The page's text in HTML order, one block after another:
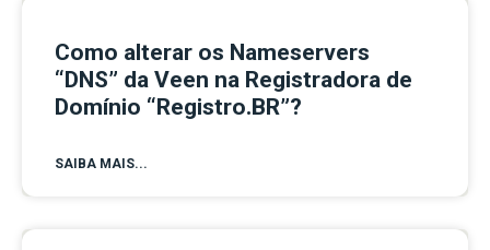
Como alterar os Nameservers
“DNS” da Veen na Registradora de
Domínio “Registro.BR”?
SAIBA MAIS...